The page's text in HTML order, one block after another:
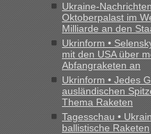
Ukraine-
Oktoberpalast im
Milliarde an den
Ukrinform •
mit den USA über
Abfangraketen an
Ukrinform • Jedes
ausländischen
Thema Raketen
Tagesschau •
ballistische Raketen